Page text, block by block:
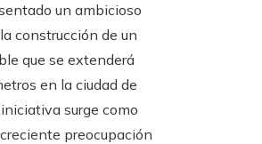
un ambicioso
construcción de un
que se extenderá
en la ciudad de
surge como
preocupación